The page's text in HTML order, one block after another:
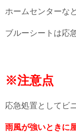
ホームセンターな
ブルーシートは応
※注意点
応急処置としてビ
雨風が強いときに